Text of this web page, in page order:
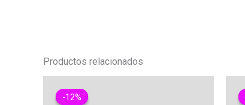
Productos relacionados
-12%
-12%